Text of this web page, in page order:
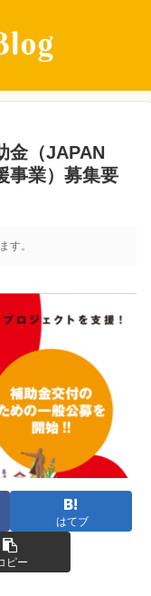
金（JAPAN
事業）募集要
す。
はてブ
ピー